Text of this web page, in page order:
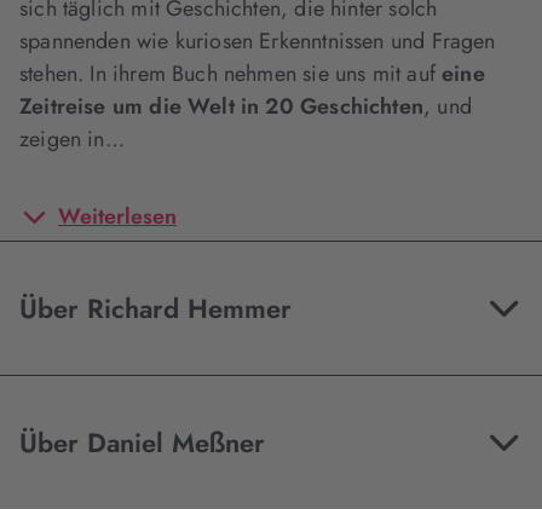
sich täglich mit Geschichten, die hinter solch
spannenden wie kuriosen Erkenntnissen und Fragen
stehen. In ihrem Buch nehmen sie uns mit aufeine
Zeitreise um die Welt in 20 Geschichten, und
zeigen in…
Weiterlesen
Über Richard Hemmer
Über Daniel Meßner